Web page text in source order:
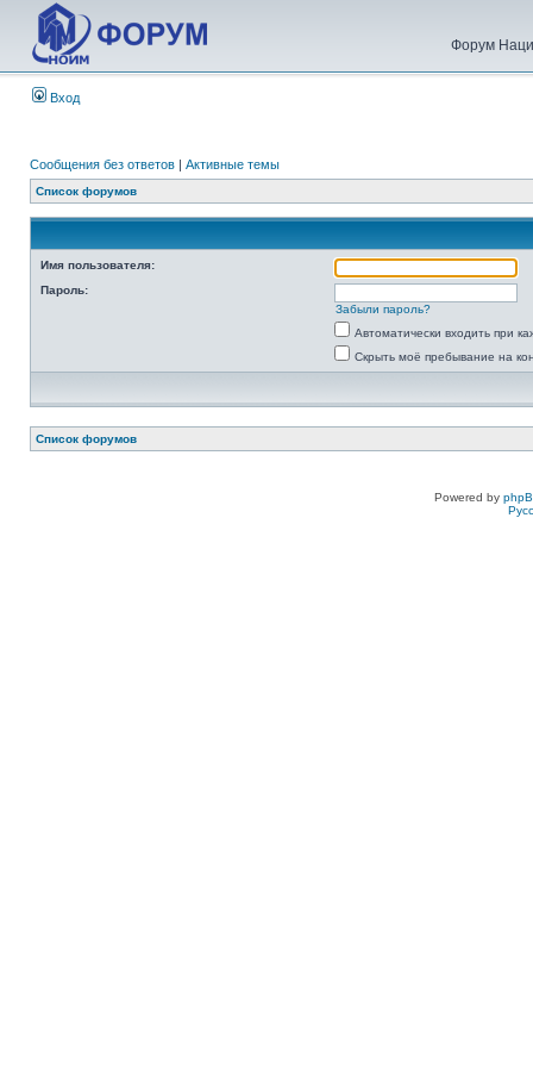
Форум
Вход
Сообщения без ответов | Активные темы
Список форумов
Имя пользователя:
Пароль:
Забыли пароль?
Автоматически входить при
Скрыть моё пребывание на
Список форумов
Powered by